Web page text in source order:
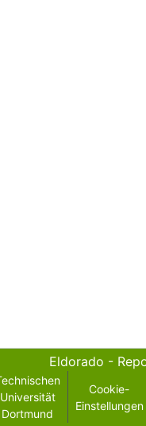
Eldorado -
Universität
Dortmund
Cookie-
Einstellungen